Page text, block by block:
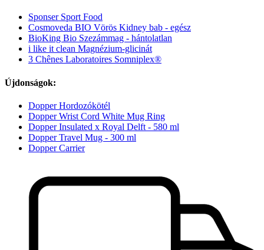
Sponser Sport Food
Cosmoveda BIO Vörös Kidney bab - egész
BioKing Bio Szezámmag - hántolatlan
i like it clean Magnézium-glicinát
3 Chênes Laboratoires Somniplex®
Újdonságok:
Dopper Hordozókötél
Dopper Wrist Cord White Mug Ring
Dopper Insulated x Royal Delft - 580 ml
Dopper Travel Mug - 300 ml
Dopper Carrier